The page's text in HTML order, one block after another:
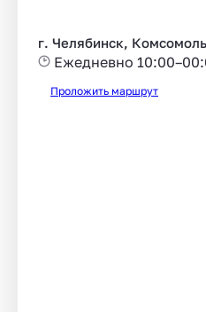
г. Челябинск,
Ежедневно
Проложить маршрут